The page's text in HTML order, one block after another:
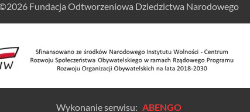
Fundacja Odtworzeniowa Dziedzictwa Narodowego
Wykonanie serwisu: ABENGO